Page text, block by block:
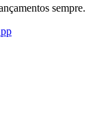
sempre.